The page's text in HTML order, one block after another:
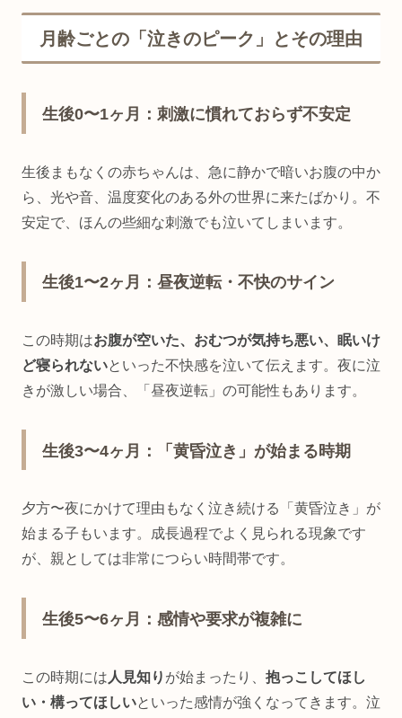
月齢ごとの「泣きのピーク」とその理由
生後0〜1ヶ月：刺激に慣れておらず不安定
生後まもなくの赤ちゃんは、急に静かで暗いお腹の中か
ら、光や音、温度変化のある外の世界に来たばかり。不
安定で、ほんの些細な刺激でも泣いてしまいます。
生後1〜2ヶ月：昼夜逆転・不快のサイン
この時期はお腹が空いた、おむつが気持ち悪い、眠いけ
ど寝られないといった不快感を泣いて伝えます。夜に泣
きが激しい場合、「昼夜逆転」の可能性もあります。
生後3〜4ヶ月：「黄昏泣き」が始まる時期
夕方〜夜にかけて理由もなく泣き続ける「黄昏泣き」が
始まる子もいます。成長過程でよく見られる現象です
が、親としては非常につらい時間帯です。
生後5〜6ヶ月：感情や要求が複雑に
この時期には 人見知り が始まったり、 抱っこしてほし
い・構ってほしいといった感情が強くなってきます。泣